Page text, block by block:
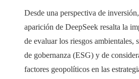
Desde una perspectiva de
aparición de DeepSeek resalta la
de evaluar los riesgos ambientales,
de gobernanza (ESG) y de
factores geopolíticos en las